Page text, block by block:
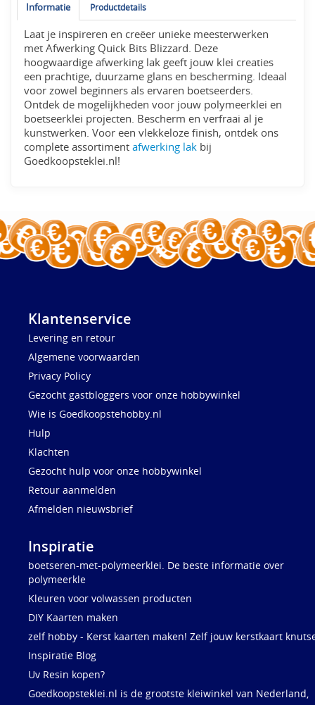
Informatie Productdetails
Laat je inspireren en creëer unieke meesterwerken
met Afwerking Quick Bits Blizzard. Deze
hoogwaardige afwerking lak geeft jouw klei creaties
een prachtige, duurzame glans en bescherming. Ideaal
voor zowel beginners als ervaren boetseerders.
Ontdek de mogelijkheden voor jouw polymeerklei en
boetseerklei projecten. Bescherm en verfraai al je
kunstwerken. Voor een vlekkeloze finish, ontdek ons
complete assortimentafwerking lak bij
Goedkoopsteklei.nl!
Klantenservice
Levering en retour
Algemene voorwaarden
Privacy Policy
Gezocht gastbloggers voor onze hobbywinkel
Wie is Goedkoopstehobby.nl
Hulp
Klachten
Gezocht hulp voor onze hobbywinkel
Retour aanmelden
Afmelden nieuwsbrief
Inspiratie
boetseren-met-polymeerklei. De beste informatie over
polymeerkle
Kleuren voor volwassen producten
DIY Kaarten maken
zelf hobby - Kerst kaarten maken! Zelf jouw kerstkaart
Inspiratie Blog
Uv Resin kopen?
Goedkoopsteklei.nl is de grootste kleiwinkel van Nederland,